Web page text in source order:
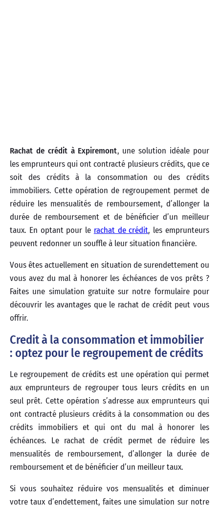
Rachat de crédit à Expiremont, une solution idéale pour
les emprunteurs qui ont contracté plusieurs crédits, que ce
soit des crédits à la consommation ou des crédits
immobiliers. Cette opération de regroupement permet de
réduire les mensualités de remboursement, d’allonger la
durée de remboursement et de bénéficier d’un meilleur
taux. En optant pour le rachat de crédit, les emprunteurs
peuvent redonner un souffle à leur situation financière.
Vous êtes actuellement en situation de surendettement ou
vous avez du mal à honorer les échéances de vos prêts ?
Faites une simulation gratuite sur notre formulaire pour
découvrir les avantages que le rachat de crédit peut vous
offrir.
Credit à la consommation et immobilier
: optez pour le regroupement de crédits
Le regroupement de crédits est une opération qui permet
aux emprunteurs de regrouper tous leurs crédits en un
seul prêt. Cette opération s’adresse aux emprunteurs qui
ont contracté plusieurs crédits à la consommation ou des
crédits immobiliers et qui ont du mal à honorer les
échéances. Le rachat de crédit permet de réduire les
mensualités de remboursement, d’allonger la durée de
remboursement et de bénéficier d’un meilleur taux.
Si vous souhaitez réduire vos mensualités et diminuer
votre taux d’endettement, faites une simulation sur notre